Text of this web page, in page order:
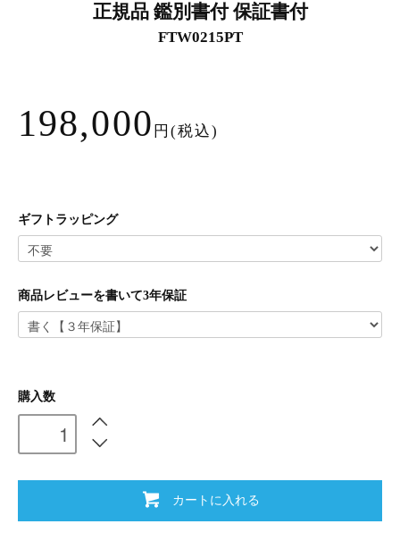
正規品 鑑別書付 保証書付
FTW0215PT
198,000 円(税込)
ギフトラッピング
商品レビューを書いて3年保証
購入数
カートに入れる